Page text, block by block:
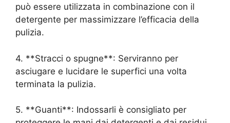
può essere utilizzata in combinazione con il
detergente per massimizzare l’efficacia della
pulizia.
4. **Stracci o spugne**: Serviranno per
asciugare e lucidare le superfici una volta
terminata la pulizia.
5. **Guanti**: Indossarli è consigliato per